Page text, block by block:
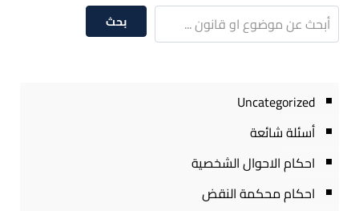
بحث
Uncategorized
أسئلة شائعة
احكام الاحوال الشخصية
احكام محكمة النقض